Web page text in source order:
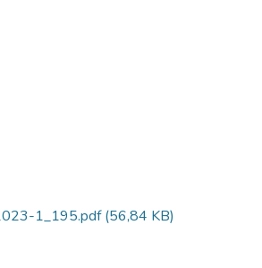
1_195.pdf(56,84 KB)